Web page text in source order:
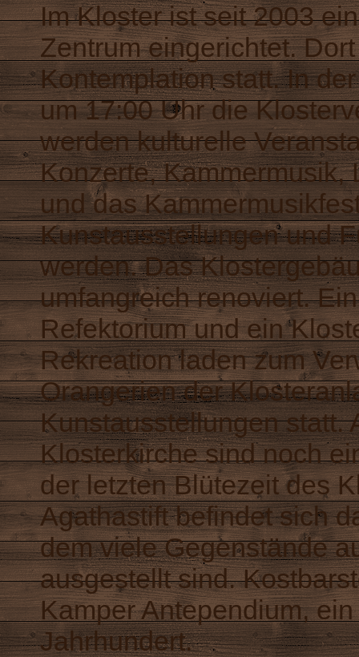
Im Kloster ist seit 2003
Zentrum eingerichtet.
Kontemplation statt. In
um 17:00 Uhr die
werden kulturelle
Konzerte, Kammermusik,
und das
Kunstausstellungen und
werden. Das
umfangreich renoviert.
Refektorium und ein
Rekreation laden zum
Orangerien der
Kunstausstellungen statt.
Klosterkirche sind noch
der letzten Blütezeit des
Agathastift befindet sich
dem viele Gegenstände
ausgestellt sind.
Kamper Antependium,
Jahrhundert.